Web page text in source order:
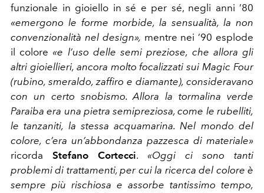
funzionale in gioiello in sé e per sé, negli anni ’80
«emergono le forme morbide, la sensualità, la non
convenzionalità nel design», mentre nei ’90 esplode
il colore «e l’uso delle semi preziose, che allora gli
altri gioiellieri, ancora molto focalizzati sui Magic Four
(rubino, smeraldo, zaffiro e diamante), consideravano
con un certo snobismo. Allora la tormalina verde
Paraiba era una pietra semipreziosa, come le rubelliti,
le tanzaniti, la stessa acquamarina. Nel mondo del
colore, c’era un’abbondanza pazzesca di materiale»
ricorda Stefano Cortecci. «Oggi ci sono tanti
problemi di trattamenti, per cui la ricerca del colore è
sempre più rischiosa e assorbe tantissimo tempo,